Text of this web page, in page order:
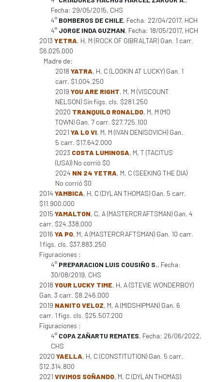
Fecha: 29/05/2015, CHS
4° BOMBEROS DE CHILE, Fecha: 22/04/2017, HCH
4° JORGE INDA GUZMAN, Fecha: 18/05/2017, HCH
2013 YETRA, H, M (ROCK OF GIBRALTAR) Gan. 1 carr.
$6.025.000
Madre de:
2018 YATRA, H, C (LOOKIN AT LUCKY) Gan. 1
carr. $1.004.250
2019 YOU ARE RIGHT, M, M (VISCOUNT
NELSON) Sin figs. cls. $281.250
2020 TRANQUILO RONALDO, M, M (MO
TOWN) Gan. 7 carr. $27.725.100
2021 YA LO VI, M, M (IVAN DENISOVICH) Gan.
5 carr. $17.642.000
2023 COSTA LUMINOSA, M, T (TACITUS
(USA)) No corrió $0
2024 NN 24 YETRA, M, C (SEEKING THE DIA)
No corrió $0
2014 YAMBICA, H, C (DYLAN THOMAS) Gan. 5 carr.
$11.900.000
2015 YAMALTON, C, A (MASTERCRAFTSMAN) Gan. 4
carr. $24.338.000
2016 YA PO, M, A (MASTERCRAFTSMAN) Gan. 10 carr.
1 figs. cls. $37.883.250
Figuraciones :
4° PREPARACION LUIS COUSIÑO S., Fecha:
30/08/2019, CHS
2018 YOUR LUCKY TIME, H, A (STEVIE WONDERBOY)
Gan. 3 carr. $8.246.000
2019 NANITO VELOZ, M, A (MIDSHIPMAN) Gan. 6
carr. 1 figs. cls. $25.507.200
Figuraciones :
4° COPA ZAÑARTU REMATES, Fecha: 26/06/2022,
CHS
2020 YAELLA, H, C (CONSTITUTION) Gan. 5 carr.
$12.314.800
2021 VIVIMOS SOÑANDO, M, C (DYLAN THOMAS)